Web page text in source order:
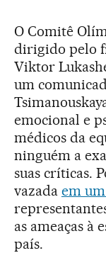
O Comitê
dirigido pelo
Viktor
um
emocional e
médicos da
ninguém a
suas críticas.
vazada em
as ameaças à
país.